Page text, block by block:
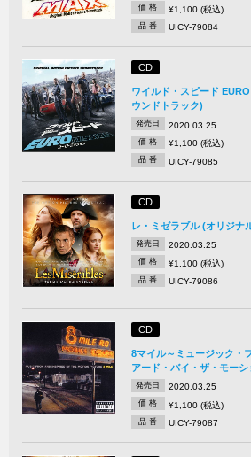
価 格 ¥1,100 (税込)
品 番 UICY-79084
CD
ワイルド・スピード
ウンドトラック)
発売日 2020.03.25
価 格 ¥1,100 (税込)
品 番 UICY-79085
CD
レ・ミゼラブル (オリジナ
発売日 2020.03.25
価 格 ¥1,100 (税込)
品 番 UICY-79086
CD
8マイル～ミュージック・
アード・バイ・ザ・モー
発売日 2020.03.25
価 格 ¥1,100 (税込)
品 番 UICY-79087